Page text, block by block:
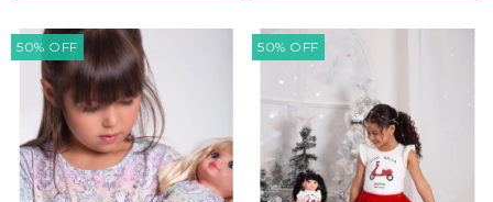
50% OFF 50% OFF